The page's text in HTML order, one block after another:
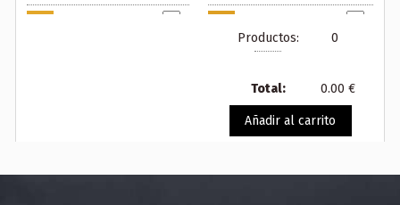
Amarillo
200 en stock
200 en stock
RAL 1012
45.15 €
Productos: 0
Total: 0.00 €
Añadir al carrito